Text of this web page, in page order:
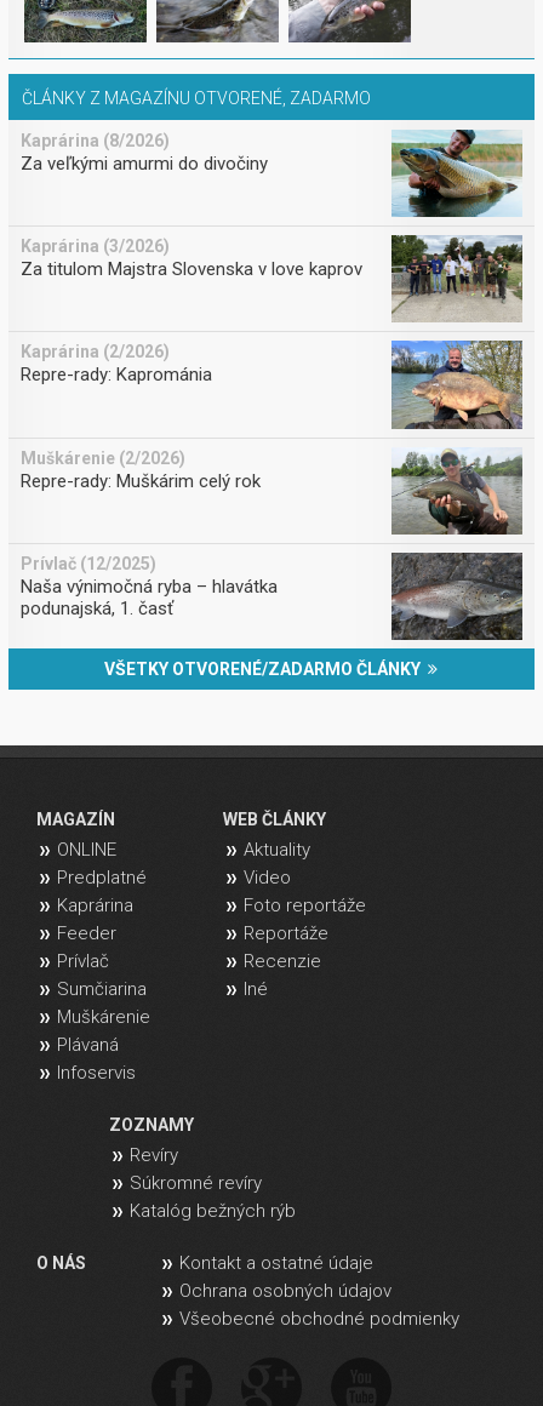
ČLÁNKY Z MAGAZÍNU OTVORENÉ, ZADARMO
Kaprárina (8/2026)
Za veľkými amurmi do divočiny
Kaprárina (3/2026)
Za titulom Majstra Slovenska v love kaprov
Kaprárina (2/2026)
Repre-rady: Kaprománia
Muškárenie (2/2026)
Repre-rady: Muškárim celý rok
Prívlač (12/2025)
Naša výnimočná ryba – hlavátka
podunajská, 1. časť
VŠETKY OTVORENÉ/ZADARMO ČLÁNKY
MAGAZÍN
ONLINE
Predplatné
Kaprárina
Feeder
Prívlač
Sumčiarina
Muškárenie
Plávaná
Infoservis
WEB ČLÁNKY
Aktuality
Video
Foto reportáže
Reportáže
Recenzie
Iné
ZOZNAMY
Revíry
Súkromné revíry
Katalóg bežných rýb
O NÁS
Kontakt a ostatné údaje
Ochrana osobných údajov
Všeobecné obchodné podmienky